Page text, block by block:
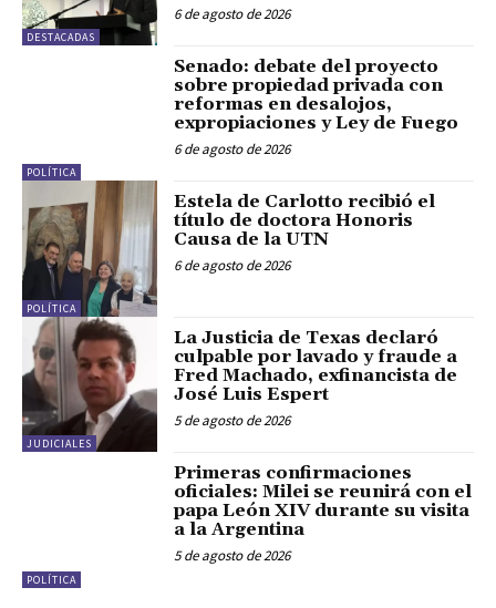
DESTACADAS
6 de agosto de 2026
POLÍTICA
Senado: debate del proyecto
sobre propiedad privada con
reformas en desalojos,
expropiaciones y Ley de Fuego
6 de agosto de 2026
POLÍTICA
Estela de Carlotto recibió el
título de doctora Honoris
Causa de la UTN
6 de agosto de 2026
JUDICIALES
La Justicia de Texas declaró
culpable por lavado y fraude a
Fred Machado, exfinancista de
José Luis Espert
5 de agosto de 2026
POLÍTICA
Primeras confirmaciones
oficiales: Milei se reunirá con el
papa León XIV durante su visita
a la Argentina
5 de agosto de 2026